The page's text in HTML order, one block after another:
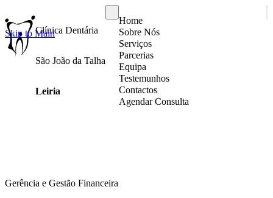
Skip to MainClínica Dentária
São João da Talha
Leiria
Home
Sobre Nós
Serviços
Parcerias
Equipa
Testemunhos
Contactos
Agendar Consulta
Gerência e Gestão Financeira